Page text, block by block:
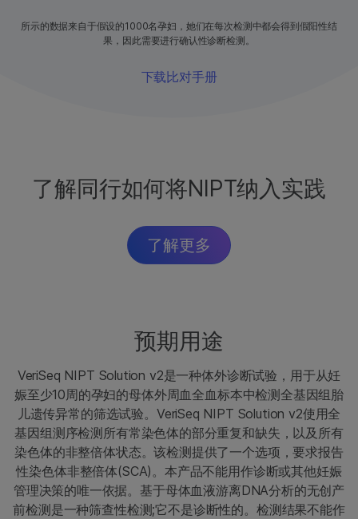
所示的数据来自于假设的1000名孕妇，她们在每次检测中都会得到假阳性结
果，因此需要进行确认性诊断检测。
下载比对手册
了解同行如何将NIPT纳入实践
了解更多
预期用途
VeriSeq NIPT Solution v2是一种体外诊断试验，用于从妊
娠至少10周的孕妇的母体外周血全血标本中检测全基因组胎
儿遗传异常的筛选试验。VeriSeq NIPT Solution v2使用全
基因组测序检测所有常染色体的部分重复和缺失，以及所有
染色体的非整倍体状态。该检测提供了一个选项，要求报告
性染色体非整倍体(SCA)。本产品不能用作诊断或其他妊娠
管理决策的唯一依据。基于母体血液游离DNA分析的无创产
前检测是一种筛查性检测;它不是诊断性的。检测结果不能作